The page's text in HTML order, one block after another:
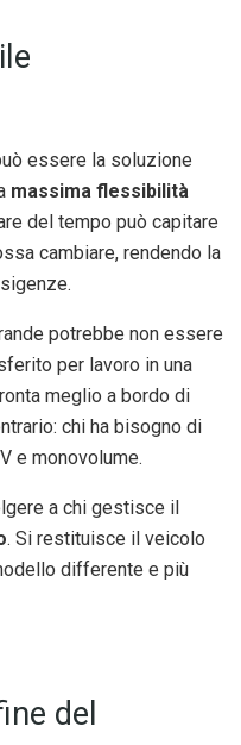
essere la soluzione
massima flessibilità
del tempo può capitare
cambiare, rendendo la
potrebbe non essere
per lavoro in una
meglio a bordo di
chi ha bisogno di
e monovolume.
a chi gestisce il
. Si restituisce il veicolo
differente e più
del